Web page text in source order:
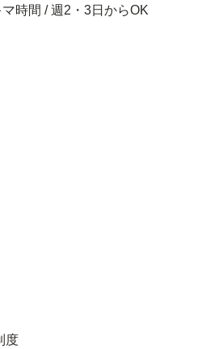
時間 / 週2・3日からOK
度